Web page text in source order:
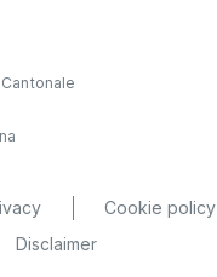
Cookie policy
Disclaimer